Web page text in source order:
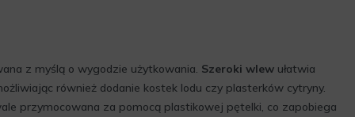
z myślą o wygodzie użytkowania. Szeroki wlewułatwia
również dodanie kostek lodu czy plasterków cytryny.
przymocowana za pomocą plastikowej pętelki, co zapobiega